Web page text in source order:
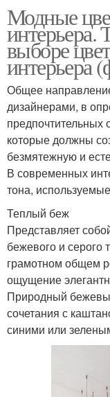
Модные
интерьера.
выборе
интерьера
Общее
дизайнерами, в
предпочтительных
которые должны
безмятежную и
В современных
тона,
Теплый беж
Представляет
бежевого и
грамотном общем
ощущение
Природный
сочетания с
синими или